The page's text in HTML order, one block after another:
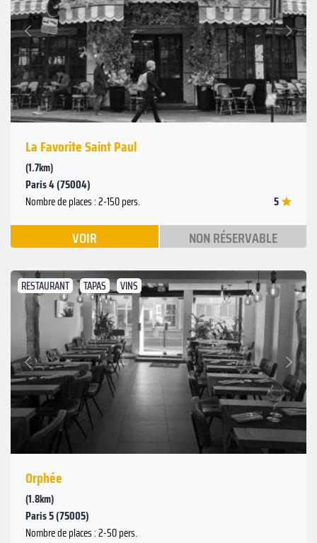
Précédent
Suivant
La Favorite Saint Paul
(1.7km)
Paris 4 (75004)
Nombre de places : 2-150 pers. 5
VOIR NON RÉSERVABLE
RESTAURANT TAPAS VINS
Précédent
Suivant
Orphée
(1.8km)
Paris 5 (75005)
Nombre de places : 2-50 pers.